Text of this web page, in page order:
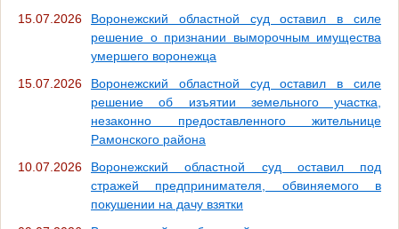
15.07.2026
Воронежский областной суд оставил в силе
решение о признании выморочным имущества
умершего воронежца
15.07.2026
Воронежский областной суд оставил в силе
решение об изъятии земельного участка,
незаконно предоставленного жительнице
Рамонского района
10.07.2026
Воронежский областной суд оставил под
стражей предпринимателя, обвиняемого в
покушении на дачу взятки